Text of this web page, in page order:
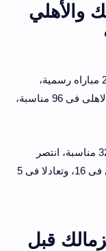
والأهلي
بشكل عام، خاض كل من الزمالك والأهلي 223 مباراه رسمية،
انتصر الزمالك فى 51 مناسبة وانتصر النادي الاهلى فى 96 مناسبة،
على مستوى كـأس مصر، تواجه الناديان فى 32 مناسبة، انتصر
الزمالك فى 11 مناسبة، وانتصر النادي الاهلى فى 16، وتعادلا فى 5
قبل